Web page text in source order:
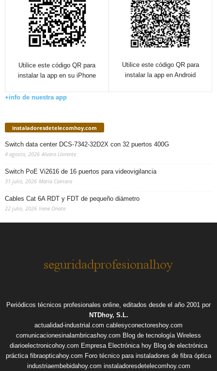
Utilice este código QR para
instalar la app en su iPhone
Utilice este código QR para
instalar la app en Android
+info de nuestra app
instaladoresdetelecomhoy.com
Switch data center DCS-7342-32D2X con 32 puertos 400G
4 agosto, 2026 Alvaro Llorente
Switch PoE Vi2616 de 16 puertos para videovigilancia
31 julio, 2026 Maria Camara
Cables Cat 6A RDT y FDT de pequeño diámetro
22 julio, 2026 Irene Onate
Periódicos técnicos profesionales online, editados desde el año 2001 por
NTDhoy, S.L.
actualidad-industrial.com cablesyconectoreshoy.com
comunicacionesinalambricashoy.com Blog de tecnología Wireless
diarioelectronicohoy.com Empresa Electrónica hoy Blog de electrónica
práctica fibraopticahoy.com Foro técnico para instaladores de fibra óptica
industriaembebidahoy.com instaladoresdetelecomhoy.com